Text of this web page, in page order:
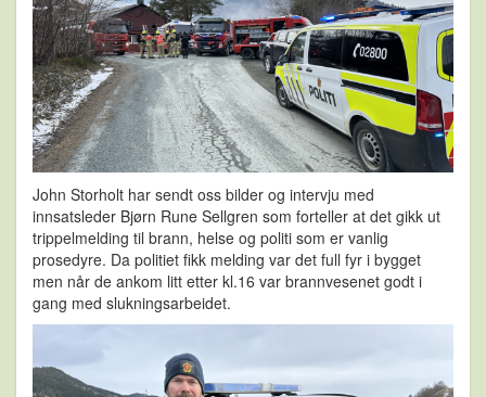
John Storholt har sendt oss bilder og intervju med
innsatsleder Bjørn Rune Sellgren som forteller at det gikk ut
trippelmelding til brann, helse og politi som er vanlig
prosedyre. Da politiet fikk melding var det full fyr i bygget
men når de ankom litt etter kl.16 var brannvesenet godt i
gang med slukningsarbeidet.